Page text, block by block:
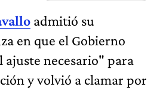
admitió su
en que el Gobierno
ajuste necesario" para
y volvió a clamar por